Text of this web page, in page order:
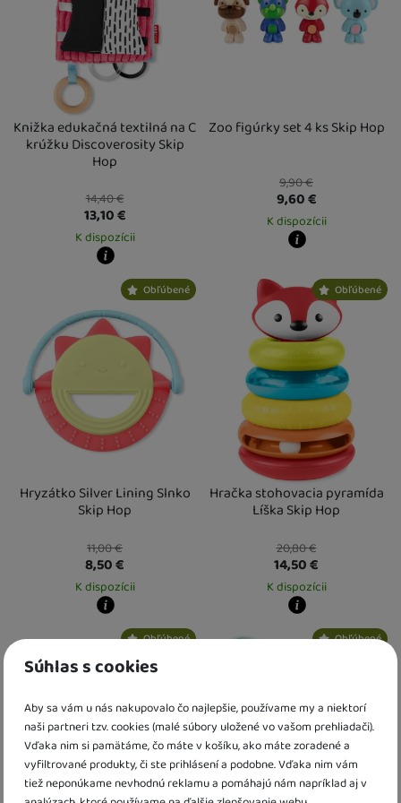
Súhlas s cookies
Aby sa vám u nás nakupovalo čo najlepšie, používame my a niektorí
naši partneri tzv. cookies (malé súbory uložené vo vašom prehliadači).
Vďaka nim si pamätáme, čo máte v košíku, ako máte zoradené a
vyfiltrované produkty, či ste prihlásení a podobne. Vďaka nim vám
tiež neponúkame nevhodnú reklamu a pomáhajú nám napríklad aj v
Knižka edukačná textilná na C
krúžku Discoverosity Skip
Hop
14,40€
13,10€
K dispozícii
Kdy zboží dostanete?
Osobný odber vo výdajnom mieste
U Vás doma14. 8.
Zoo figúrky set 4 ks Skip Hop
9,90€
9,60€
K dispozícii
Osobný odber vo výdajnom mieste
U Vás doma 14. 8.
Obľúbené
Hryzátko Silver Lining Slnko
Skip Hop
11,00€
8,50€
K dispozícii
Kdy zboží dostanete?
Osobný odber vo výdajnom mieste13. 8.
U Vás doma 14. 8.
Obľúbené
Hračka stohovacia pyramída
Líška Skip Hop
20,80€
14,50€
K dispozícii
Kdy zboží dostanete?
Osobný odber vo výdajnom mieste
Obľúbené Obľúbené